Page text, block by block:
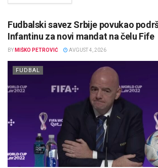
Fudbalski savez Srbije povukao
Infantinu za novi mandat na čelu Fife
BY MIŠKO PETROVIĆ AVGUST 4, 2026
FUDBAL